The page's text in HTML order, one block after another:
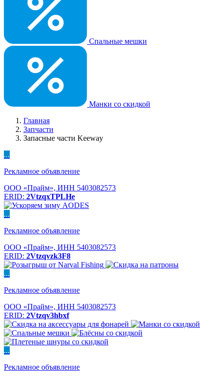
Спальные мешки
Манки со скидкой
Главная
Запчасти
Запасные части Keeway
...
Рекламное объявление
ООО «Прайм», ИНН 5403082573
ERID: 2VtzqxTPLHe
...
Рекламное объявление
ООО «Прайм», ИНН 5403082573
ERID: 2Vtzqvzk3F8
...
Рекламное объявление
ООО «Прайм», ИНН 5403082573
ERID: 2Vtzqv3hbxf
...
Рекламное объявление